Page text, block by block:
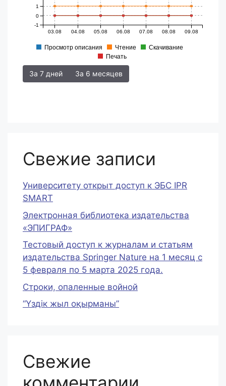
03.08 04.08 05.08 06.08 07.08 08.08 09.08
-1
0
1
Просмотр описания Чтение
Скачивание
Печать
За 7 дней За 6 месяцев
Свежие записи
Университету открыт доступ к ЭБС IPR
SMART
Электронная библиотека издательства
«ЭПИГРАФ»
Тестовый доступ к журналам и статьям
издательства Springer Nature на 1 месяц c
5 февраля по 5 марта 2025 года.
Строки, опаленные войной
“Үздік жыл оқырманы”
Свежие